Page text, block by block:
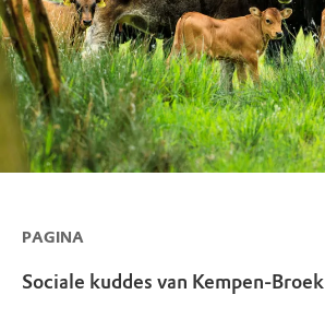
PAGINA
Sociale kuddes van Kempen-Broek